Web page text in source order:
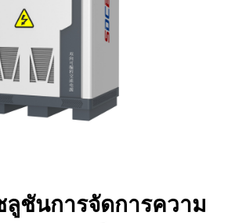
ชันการจัดการความ